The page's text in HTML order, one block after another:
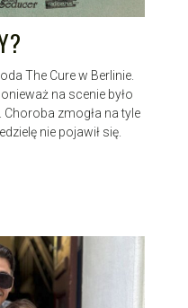
The Cure w Berlinie.
na scenie było
zmogła na tyle
nie pojawił się.